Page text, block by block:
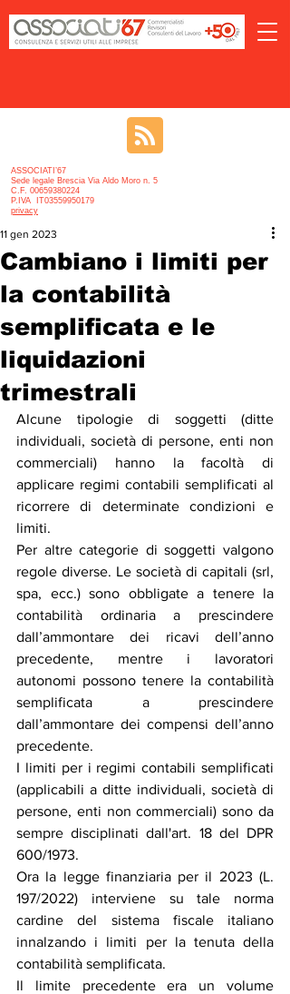
ASSOCIATI’67
Sede legale Brescia Via Aldo Moro n. 5
C.F. 00659380224
P.IVA IT03559950179
privacy
Cambiano i limiti per
la contabilità
semplificata e le
liquidazioni
trimestrali
11 gen 2023
Alcune tipologie di soggetti (ditte
individuali, società di persone, enti non
commerciali) hanno la facoltà di
applicare regimi contabili semplificati al
ricorrere di determinate condizioni e
limiti.
Per altre categorie di soggetti valgono
regole diverse. Le società di capitali (srl,
spa, ecc.) sono obbligate a tenere la
contabilità ordinaria a prescindere
dall’ammontare dei ricavi dell’anno
precedente, mentre i lavoratori
autonomi possono tenere la contabilità
semplificata a prescindere
dall’ammontare dei compensi dell’anno
precedente.
I limiti per i regimi contabili semplificati
(applicabili a ditte individuali, società di
persone, enti non commerciali) sono da
sempre disciplinati dall'art. 18 del DPR
600/1973.
Ora la legge finanziaria per il 2023 (L.
197/2022) interviene su tale norma
cardine del sistema fiscale italiano
innalzando i limiti per la tenuta della
contabilità semplificata.
Il limite precedente era un volume